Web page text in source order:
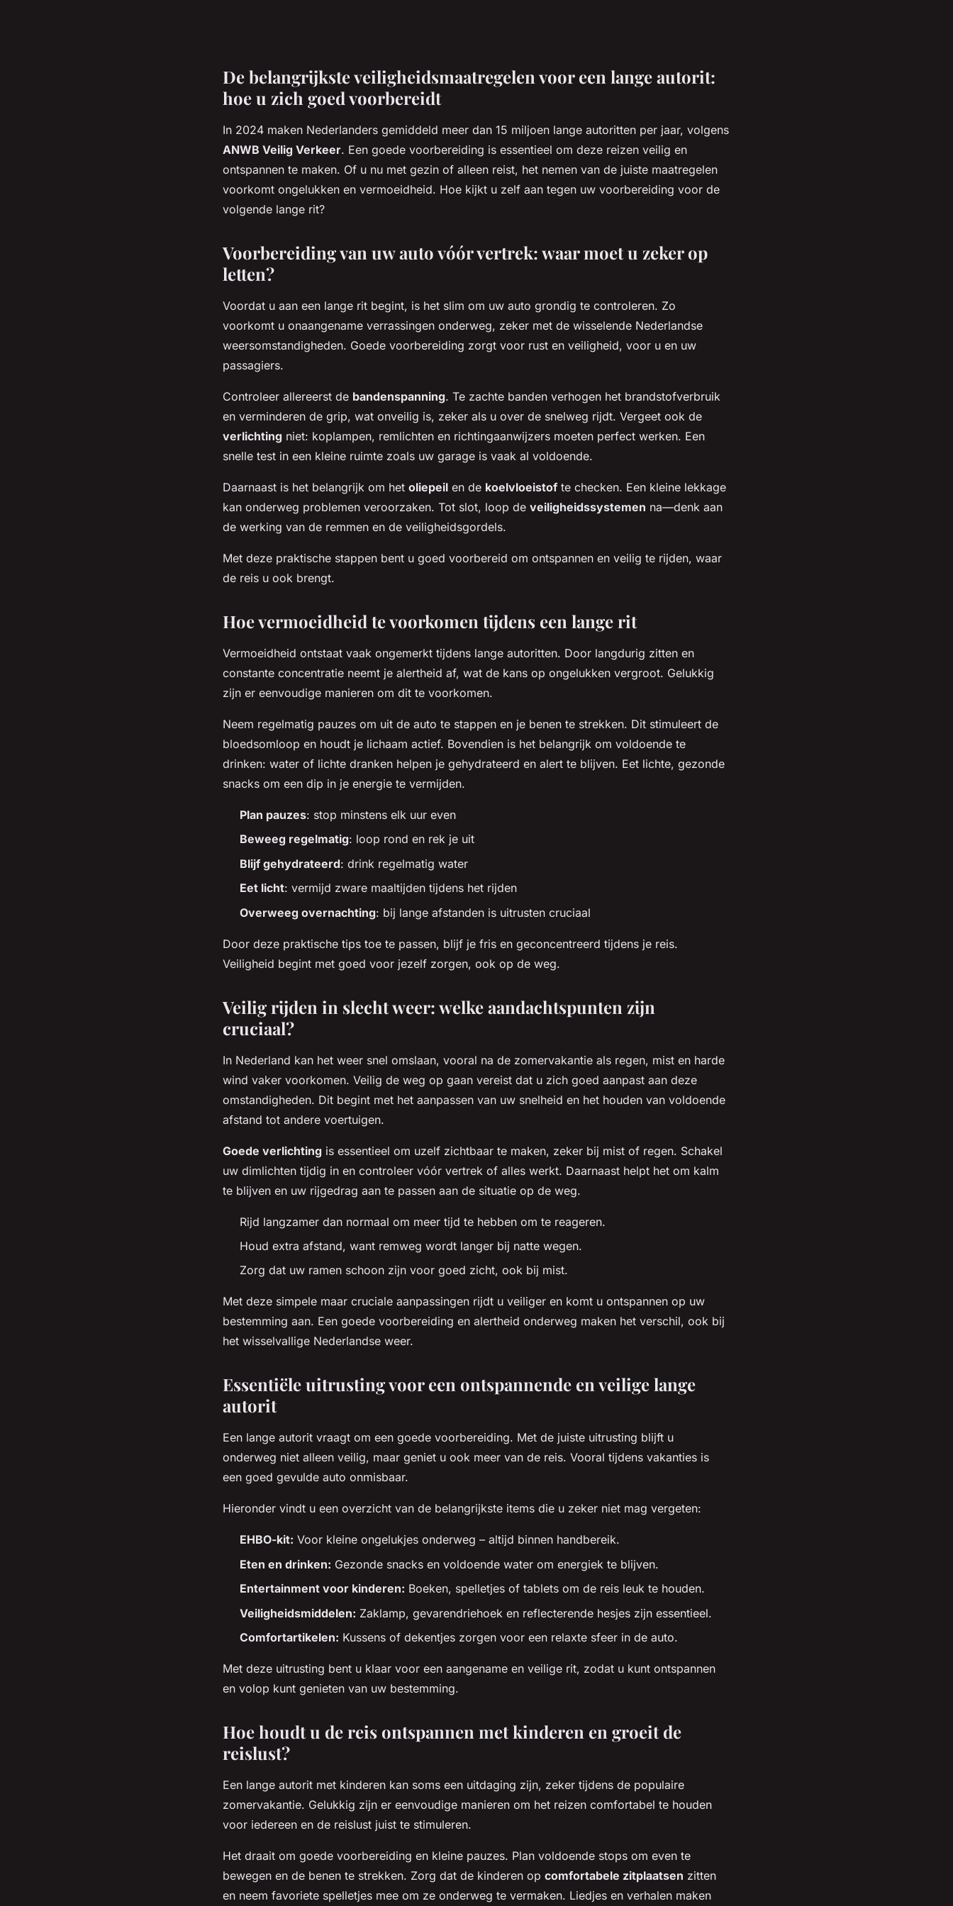
De belangrijkste veiligheidsmaatregelen voor een lange autorit:
hoe u zich goed voorbereidt
In 2024 maken Nederlanders gemiddeld meer dan 15 miljoen lange autoritten per jaar, volgens
ANWB Veilig Verkeer. Een goede voorbereiding is essentieel om deze reizen veilig en
ontspannen te maken. Of u nu met gezin of alleen reist, het nemen van de juiste maatregelen
voorkomt ongelukken en vermoeidheid. Hoe kijkt u zelf aan tegen uw voorbereiding voor de
volgende lange rit?
Voorbereiding van uw auto vóór vertrek: waar moet u zeker op
letten?
Voordat u aan een lange rit begint, is het slim om uw auto grondig te controleren. Zo
voorkomt u onaangename verrassingen onderweg, zeker met de wisselende Nederlandse
weersomstandigheden. Goede voorbereiding zorgt voor rust en veiligheid, voor u en uw
passagiers.
Controleer allereerst de bandenspanning. Te zachte banden verhogen het brandstofverbruik
en verminderen de grip, wat onveilig is, zeker als u over de snelweg rijdt. Vergeet ook de
verlichting niet: koplampen, remlichten en richtingaanwijzers moeten perfect werken. Een
snelle test in een kleine ruimte zoals uw garage is vaak al voldoende.
Daarnaast is het belangrijk om het oliepeil en de koelvloeistof te checken. Een kleine lekkage
kan onderweg problemen veroorzaken. Tot slot, loop de veiligheidssystemen na—denk aan
de werking van de remmen en de veiligheidsgordels.
Met deze praktische stappen bent u goed voorbereid om ontspannen en veilig te rijden, waar
de reis u ook brengt.
Hoe vermoeidheid te voorkomen tijdens een lange rit
Vermoeidheid ontstaat vaak ongemerkt tijdens lange autoritten. Door langdurig zitten en
constante concentratie neemt je alertheid af, wat de kans op ongelukken vergroot. Gelukkig
zijn er eenvoudige manieren om dit te voorkomen.
Neem regelmatig pauzes om uit de auto te stappen en je benen te strekken. Dit stimuleert de
bloedsomloop en houdt je lichaam actief. Bovendien is het belangrijk om voldoende te
drinken: water of lichte dranken helpen je gehydrateerd en alert te blijven. Eet lichte, gezonde
snacks om een dip in je energie te vermijden.
Plan pauzes: stop minstens elk uur even
Beweeg regelmatig: loop rond en rek je uit
Blijf gehydrateerd: drink regelmatig water
Eet licht: vermijd zware maaltijden tijdens het rijden
Overweeg overnachting: bij lange afstanden is uitrusten cruciaal
Door deze praktische tips toe te passen, blijf je fris en geconcentreerd tijdens je reis.
Veiligheid begint met goed voor jezelf zorgen, ook op de weg.
Veilig rijden in slecht weer: welke aandachtspunten zijn
cruciaal?
In Nederland kan het weer snel omslaan, vooral na de zomervakantie als regen, mist en harde
wind vaker voorkomen. Veilig de weg op gaan vereist dat u zich goed aanpast aan deze
omstandigheden. Dit begint met het aanpassen van uw snelheid en het houden van voldoende
afstand tot andere voertuigen.
Goede verlichting is essentieel om uzelf zichtbaar te maken, zeker bij mist of regen. Schakel
uw dimlichten tijdig in en controleer vóór vertrek of alles werkt. Daarnaast helpt het om kalm
te blijven en uw rijgedrag aan te passen aan de situatie op de weg.
Rijd langzamer dan normaal om meer tijd te hebben om te reageren.
Houd extra afstand, want remweg wordt langer bij natte wegen.
Zorg dat uw ramen schoon zijn voor goed zicht, ook bij mist.
Met deze simpele maar cruciale aanpassingen rijdt u veiliger en komt u ontspannen op uw
bestemming aan. Een goede voorbereiding en alertheid onderweg maken het verschil, ook bij
het wisselvallige Nederlandse weer.
Essentiële uitrusting voor een ontspannende en veilige lange
autorit
Een lange autorit vraagt om een goede voorbereiding. Met de juiste uitrusting blijft u
onderweg niet alleen veilig, maar geniet u ook meer van de reis. Vooral tijdens vakanties is
een goed gevulde auto onmisbaar.
Hieronder vindt u een overzicht van de belangrijkste items die u zeker niet mag vergeten:
EHBO-kit: Voor kleine ongelukjes onderweg – altijd binnen handbereik.
Eten en drinken: Gezonde snacks en voldoende water om energiek te blijven.
Entertainment voor kinderen: Boeken, spelletjes of tablets om de reis leuk te houden.
Veiligheidsmiddelen: Zaklamp, gevarendriehoek en reflecterende hesjes zijn essentieel.
Comfortartikelen: Kussens of dekentjes zorgen voor een relaxte sfeer in de auto.
Met deze uitrusting bent u klaar voor een aangename en veilige rit, zodat u kunt ontspannen
en volop kunt genieten van uw bestemming.
Hoe houdt u de reis ontspannen met kinderen en groeit de
reislust?
Een lange autorit met kinderen kan soms een uitdaging zijn, zeker tijdens de populaire
zomervakantie. Gelukkig zijn er eenvoudige manieren om het reizen comfortabel te houden
voor iedereen en de reislust juist te stimuleren.
Het draait om goede voorbereiding en kleine pauzes. Plan voldoende stops om even te
bewegen en de benen te strekken. Zorg dat de kinderen op comfortabele zitplaatsen zitten
en neem favoriete spelletjes mee om ze onderweg te vermaken. Liedjes en verhalen maken